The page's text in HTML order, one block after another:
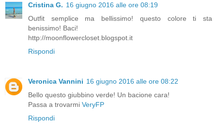
Cristina G. 16 giugno 2016 alle ore 08:19
Outfit semplice ma bellissimo! questo colore ti sta
benissimo! Baci!
http://moonflowercloset.blogspot.it
Rispondi
Veronica Vannini 16 giugno 2016 alle ore 08:22
Bello questo giubbino verde! Un bacione cara!
Passa a trovarmi VeryFP
Rispondi